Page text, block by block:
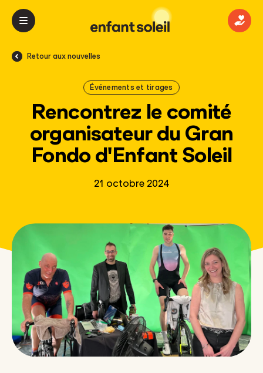
Retour aux nouvelles
Événements et tirages
Rencontrez le comité
organisateur du Gran
Fondo d'Enfant Soleil
21 octobre 2024